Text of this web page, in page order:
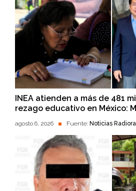
INEA atienden a más de 481
rezago educativo en México:
agosto 6, 2026 Fuente: Noticias